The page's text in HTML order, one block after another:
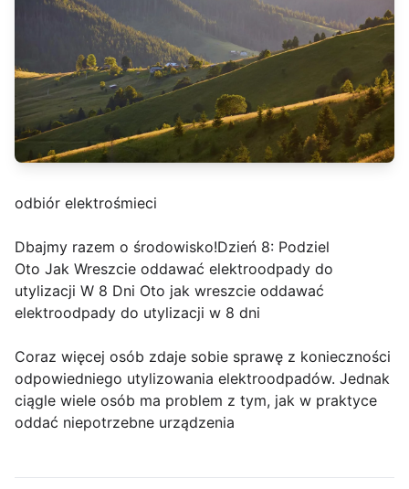
odbiór elektrośmieci
Dbajmy razem o środowisko!Dzień 8: Podziel
Oto Jak Wreszcie oddawać elektroodpady do
utylizacji W 8 Dni Oto jak wreszcie oddawać
elektroodpady do utylizacji w 8 dni
Coraz więcej osób zdaje sobie sprawę z konieczności
odpowiedniego utylizowania elektroodpadów. Jednak
ciągle wiele osób ma problem z tym, jak w praktyce
oddać niepotrzebne urządzenia